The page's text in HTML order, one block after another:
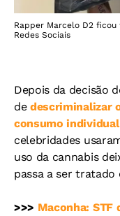
Rapper Marcelo D2
Redes Sociais
Depois da decisão
dedescriminalizar
consumo
celebridades
uso da cannabis
passa a ser
>>> Maconha: STF